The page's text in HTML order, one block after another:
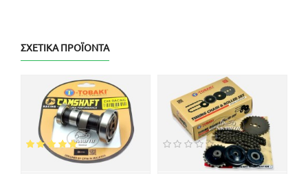
ΣΧΕΤΙΚΆ ΠΡΟΪΌΝΤΑ